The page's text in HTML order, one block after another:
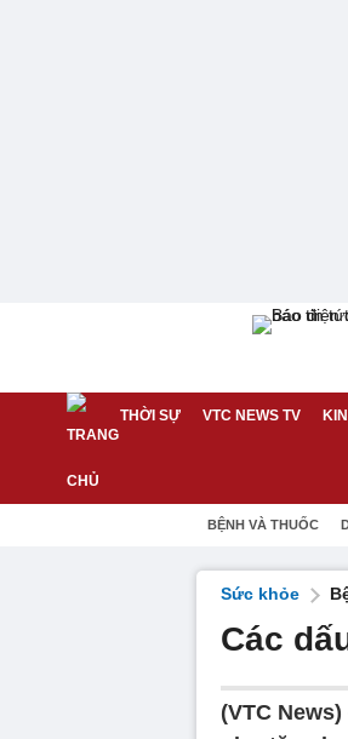
THỜI SỰ VTC NEWS TV
BỆNH VÀ THUỐC
Sức khỏe
Các
(VTC News)